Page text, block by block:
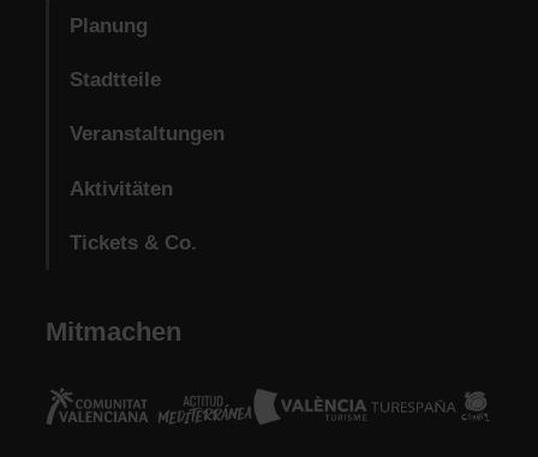
Planung
Stadtteile
Veranstaltungen
Aktivitäten
Tickets & Co.
Mitmachen